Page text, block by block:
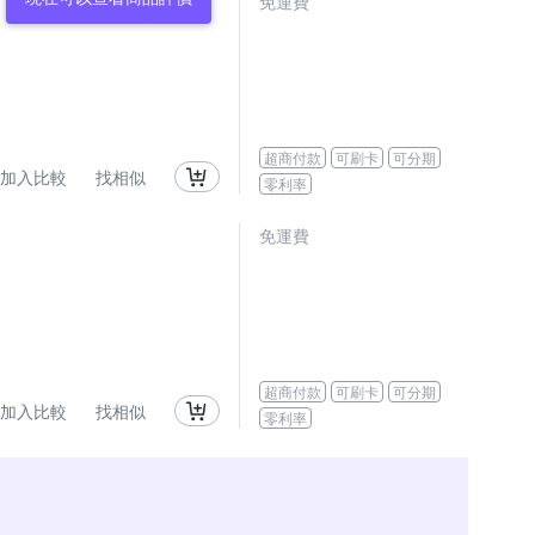
加入比較 找相似
超商付款 可刷卡
可分期
零利率
加入比較 找相似
免運費
超商付款 可刷卡
可分期
零利率